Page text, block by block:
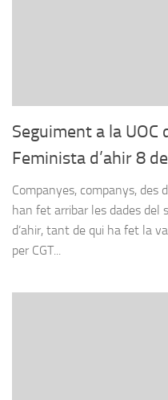
Seguiment a la UOC
Feminista d’ahir 8
Companyes, companys, des
han fet arribar les dades del
d’ahir, tant de qui ha fet la
per CGT...